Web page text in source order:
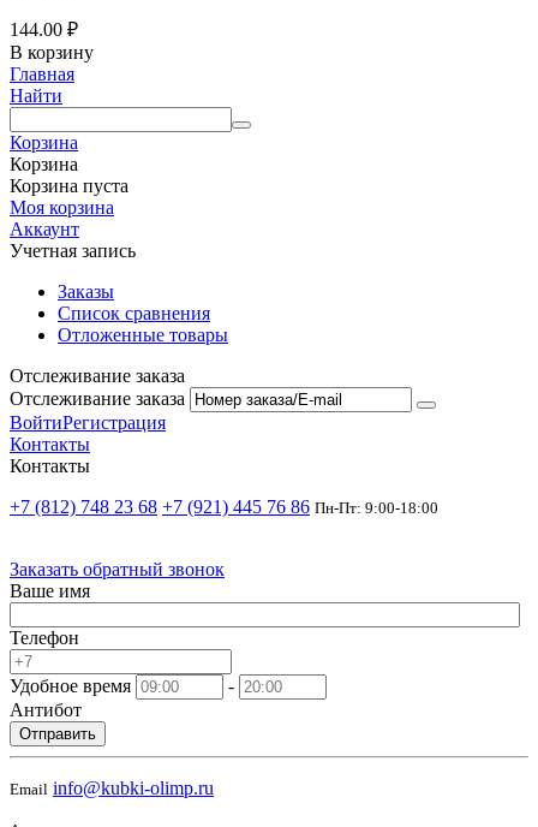
144.00 ₽
В корзину
Главная
Найти
Корзина
Корзина
Корзина пуста
Моя корзина
Аккаунт
Учетная запись
Заказы
Список сравнения
Отложенные товары
Отслеживание заказа
Отслеживание заказа
ВойтиРегистрация
Контакты
Контакты
+7 (812) 748 23 68 +7 (921) 445 76 86 Пн-Пт: 9:00-18:00
Заказать обратный звонок
Ваше имя
Телефон
Удобное время
-
Антибот
Отправить
Email info@kubki-olimp.ru